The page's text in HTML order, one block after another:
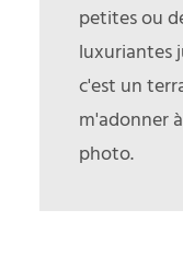
petites ou
luxuriantes
c'est un
m'adonner
photo.